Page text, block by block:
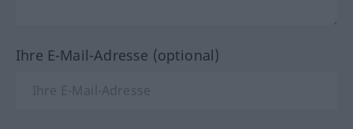
Ihre E-Mail-Adresse (optional)